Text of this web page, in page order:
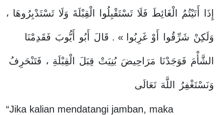
إِذَا أَتَيْتُمُ الْغَائِطَ فَلَا تَسْتَقْبِلُوا الْقِبْلَةَ وَلَا تَسْتَدْبِرُوهَا ،
وَلَكِنْ شَرِّقُوا أَوْ غَرِبُوا » . قَالَ أَبُو أَيُّوبَ فَقَدِمْنَا
الشَّأْمَ فَوَجَدْنَا مَرَاحِيضَ بُنِيَتْ قِبَلَ الْقِبْلَةِ ، فَتَنْحَرِفُ
وَنَسْتَغْفِرُ اللَّهَ تَعَالَى
“Jika kalian mendatangi jamban, maka